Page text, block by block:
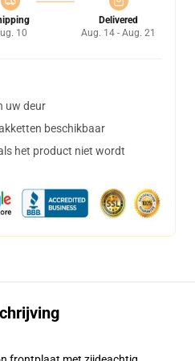
10
Delivered
Aug. 14 - Aug. 21
uw deur
beschikbaar
het product niet wordt